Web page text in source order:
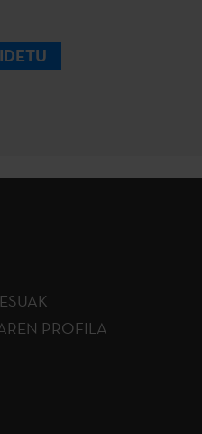
PROFILA